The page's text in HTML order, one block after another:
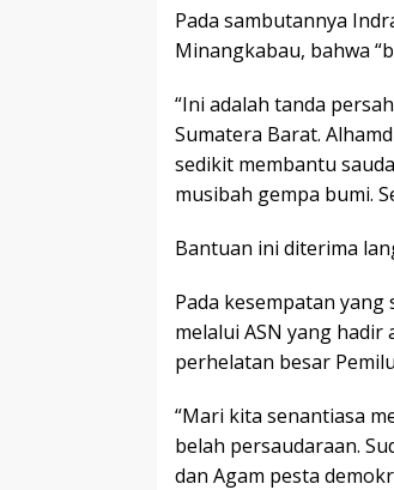
Pada sambutannya
Minangkabau, bahwa
“Ini adalah tanda
Sumatera Barat.
sedikit membantu
musibah gempa bumi.
Bantuan ini diterima
Pada kesempatan
melalui ASN yang
perhelatan besar
“Mari kita senantiasa
belah persaudaraan.
dan Agam pesta